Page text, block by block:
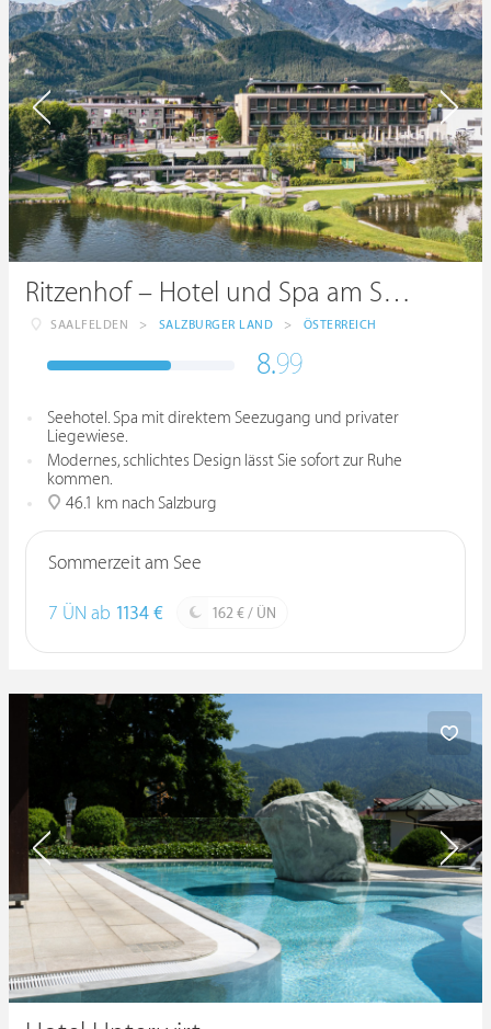
Ritzenhof – Hotel und Spa am See ****S
SAALFELDEN > SALZBURGER LAND > ÖSTERREICH
8.99
Seehotel. Spa mit direktem Seezugang und privater
Liegewiese.
Modernes, schlichtes Design lässt Sie sofort zur Ruhe
kommen.
46.1 km nach Salzburg
Sommerzeit am See
7 ÜN ab 1134 € 162 € / ÜN